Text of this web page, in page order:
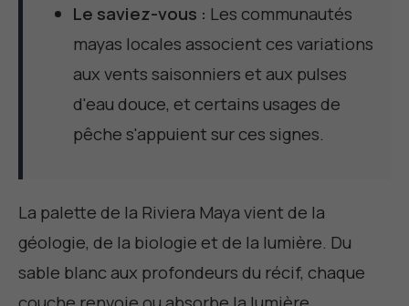
Le saviez-vous : Les communautés
mayas locales associent ces variations
aux vents saisonniers et aux pulses
d'eau douce, et certains usages de
pêche s'appuient sur ces signes.
La palette de la Riviera Maya vient de la
géologie, de la biologie et de la lumière. Du
sable blanc aux profondeurs du récif, chaque